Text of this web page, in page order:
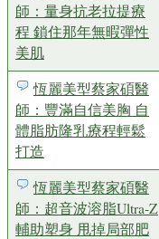
師：量身抗老拉提療
程 鎖住那年無暇彈性
美肌
恆麗美型蔡家碩醫
師：豐滿自信美胸 自
體脂肪隆乳療程輕鬆
打造
恆麗美型蔡家碩醫
師：超音波溶脂Ultra-Z
輔助塑身 甩掉局部肥